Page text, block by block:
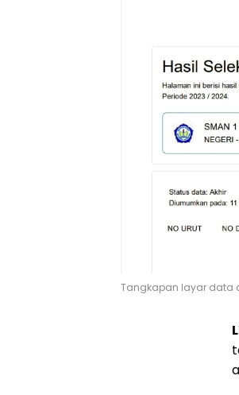
Tangkapan layar data